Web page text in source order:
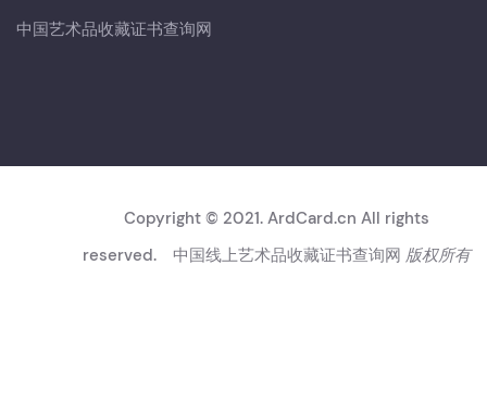
中国艺术品收藏证书查询网
Copyright © 2021. ArdCard.cn All rights
reserved. 中国线上艺术品收藏证书查询网 版权所有